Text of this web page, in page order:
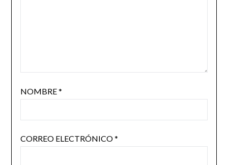
NOMBRE*
CORREO ELECTRÓNICO*